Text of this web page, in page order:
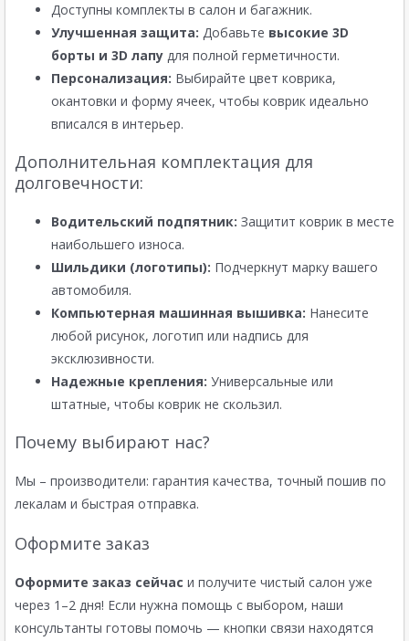
Доступны комплекты в салон и багажник.
Улучшенная защита: Добавьте высокие 3D
борты и 3D лапу для полной герметичности.
Персонализация: Выбирайте цвет коврика,
окантовки и форму ячеек, чтобы коврик идеально
вписался в интерьер.
Дополнительная комплектация для
долговечности:
Водительский подпятник: Защитит коврик в месте
наибольшего износа.
Шильдики (логотипы): Подчеркнут марку вашего
автомобиля.
Компьютерная машинная вышивка: Нанесите
любой рисунок, логотип или надпись для
эксклюзивности.
Надежные крепления: Универсальные или
штатные, чтобы коврик не скользил.
Почему выбирают нас?
Мы – производители: гарантия качества, точный пошив по
лекалам и быстрая отправка.
Оформите заказ
Оформите заказ сейчас и получите чистый салон уже
через 1–2 дня! Если нужна помощь с выбором, наши
консультанты готовы помочь — кнопки связи находятся